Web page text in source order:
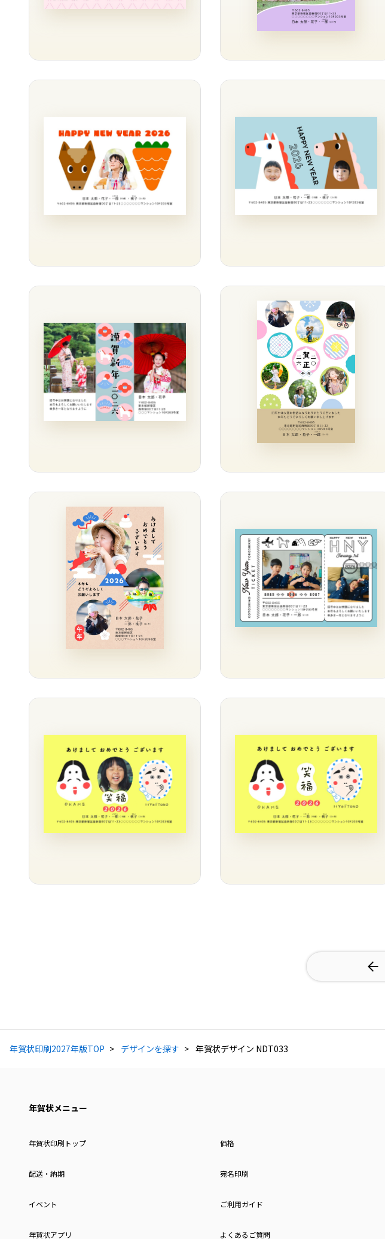
年賀状印刷2027年版TOP デザインを探す 年賀状デザイン NDT033
年賀状メニュー
年賀状印刷トップ 価格
配送・納期 宛名印刷
イベント ご利用ガイド
年賀状アプリ よくあるご質問